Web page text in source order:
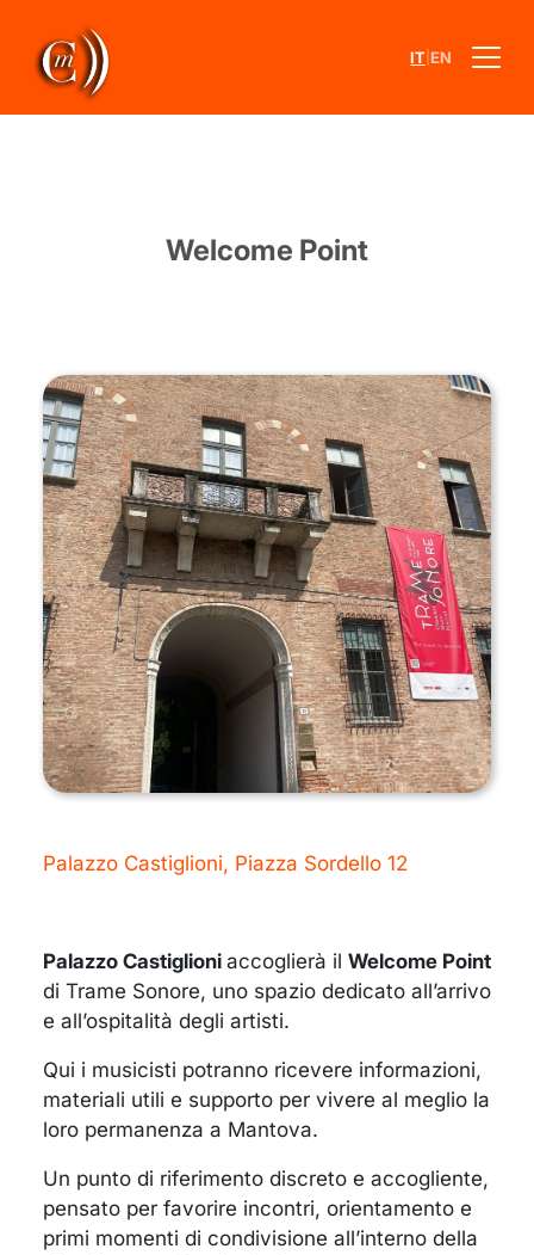
IT EN
Welcome Point
Palazzo Castiglioni, Piazza Sordello 12
Palazzo Castiglioni accoglierà il Welcome Point
di Trame Sonore, uno spazio dedicato all’arrivo
e all’ospitalità degli artisti.
Qui i musicisti potranno ricevere informazioni,
materiali utili e supporto per vivere al meglio la
loro permanenza a Mantova.
Un punto di riferimento discreto e accogliente,
pensato per favorire incontri, orientamento e
primi momenti di condivisione all’interno della